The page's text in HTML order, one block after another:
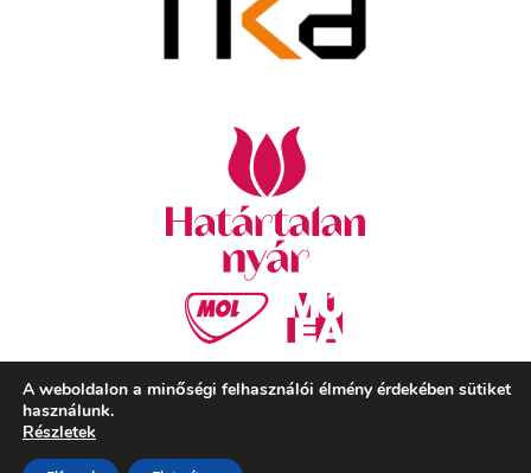
A weboldalon a minőségi felhasználói élmény érdekében sütiket
használunk.
Részletek